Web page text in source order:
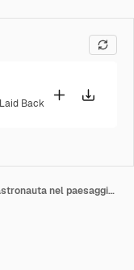
Laid Back
Esplorando le strade surreali con un astronauta nel paesaggio urbano